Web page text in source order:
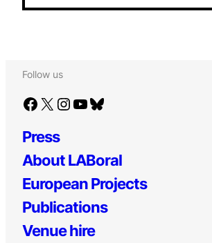
Follow us
Facebook X Instagram YouTube Bluesky
Press
About LABoral
European Projects
Publications
Venue hire